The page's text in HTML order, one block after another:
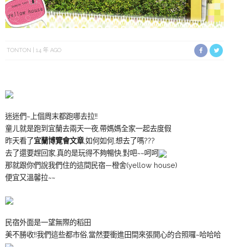
TONTON 14 年 AGO
迷迷們~上個周末都跑哪去拉!!
童ㄦ就是跑到宜蘭去兩天一夜,帶媽媽全家一起去度假
昨天看了宜蘭博覽會文章,如何如何,想去了嗎???
去了還要趕回家,真的是玩得不夠暢快,對吧~~呵呵
那就跟你們說我們住的這間民宿—橙舍(yellow house)
便宜又溫馨拉~~
民宿外面是一望無際的稻田
美不勝收!!我們這些都市俗,當然要衝進田間來張開心的合照囉~哈哈哈